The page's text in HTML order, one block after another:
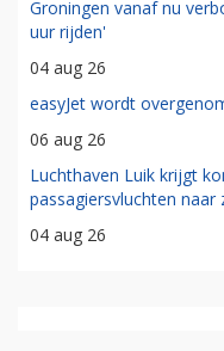
Groningen vanaf nu
uur rijden'
04 aug 26
easyJet wordt
06 aug 26
Luchthaven Luik krijgt
passagiersvluchten
04 aug 26